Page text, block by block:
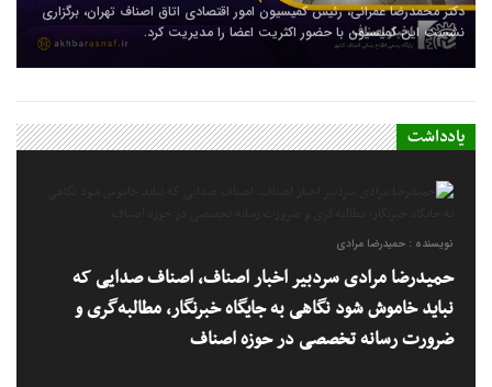
دکتر محمدرضا عمرانی، رئیس کمیسیون امور اقتصادی اتاق اصناف تهران، برگزاری
نشست این کمیسیون با حضور اکثریت اعضا را مدیریت کرد.
ثبت قیمت کالا و خدمات در سامانه ۱۲۴ الزامی است؛ عدم ثبت، پس از ۱۵ روز
تخلف محسوب می‌شود
یادداشت
نویسنده : حمیدرضا مرادی
حمیدرضا مرادی سردبیر اخبار اصناف، اصناف صدایی که
نباید خاموش شود نگاهی به جایگاه خبرنگار، مطالبه‌گری و
ضرورت رسانه تخصصی در حوزه اصناف